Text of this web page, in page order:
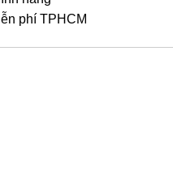
phí TPHCM